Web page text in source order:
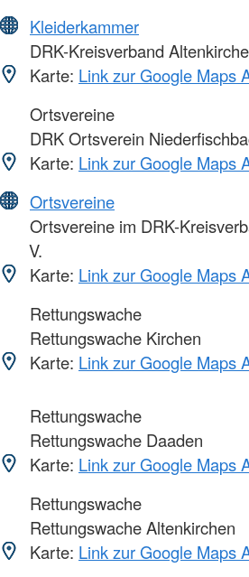
Kleiderkammer
DRK-Kreisverband
Karte: Link zur Google Maps
Ortsvereine
DRK Ortsverein
Karte: Link zur Google Maps
Ortsvereine
Ortsvereine im DRK-
V.
Karte: Link zur Google Maps
Rettungswache
Rettungswache Kirchen
Karte: Link zur Google Maps
Rettungswache
Rettungswache Daaden
Karte: Link zur Google Maps
Rettungswache
Rettungswache Altenkirchen
Karte: Link zur Google Maps